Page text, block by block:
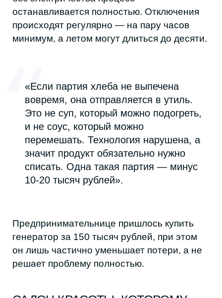
МИЛЛИОН НА ГЕНЕРАТОР
Салон красоты «Choice» работает с ноября
2024 года и с открытия регулярно
сталкивается с перебоями
Работать без света невозможно, ведь
аппараты, освещение и инструменты
зависят от сети, а клиенты не будут ждать,
когда он появится, и уйдут в другое место.